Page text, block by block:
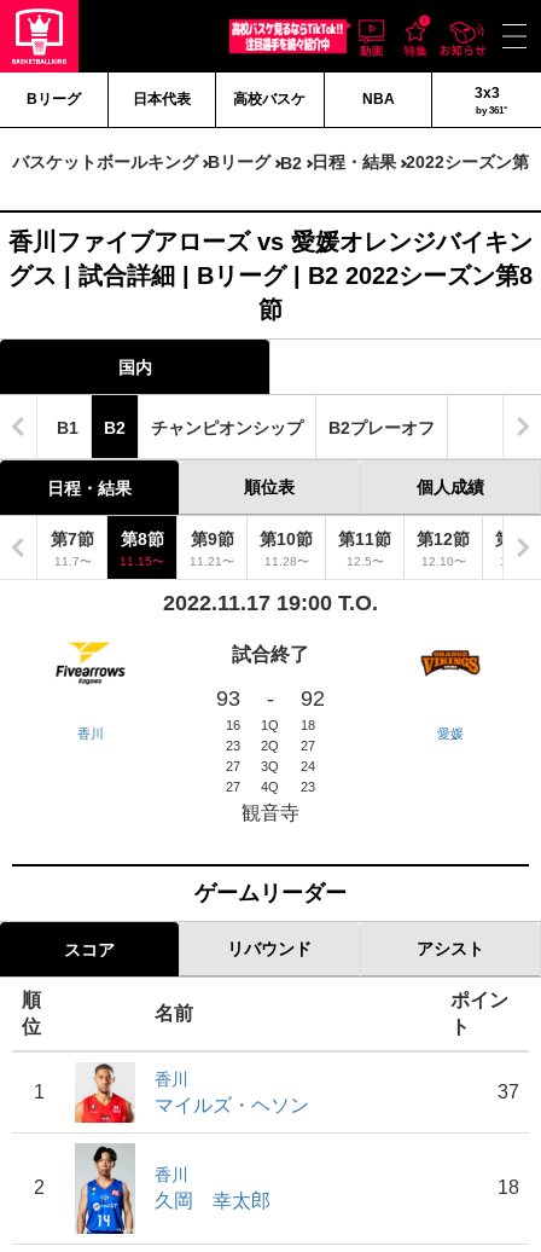
Bリーグ 日本代表 高校バスケ NBA 3x3
by 361°
バスケットボールキング Bリーグ B2 日程・結果 2022シーズン第
香川ファイブアローズ vs 愛媛オレンジバイキン
グス | 試合詳細 | Bリーグ | B2 2022シーズン第8
節
国内
B1 B2 チャンピオンシップ B2プレーオフ
日程・結果 順位表 個人成績
節
〜
第7節
11.7〜
第8節
11.15〜
第9節
11.21〜
第10節
11.28〜
第11節
12.5〜
第12節
12.10〜
第13
12.12
2022.11.17 19:00 T.O.
香川
試合終了
93 - 92
16 1Q
18
23
2Q
27
27
3Q
24
27
4Q 23
観音寺
愛媛
ゲームリーダー
スコア リバウンド アシスト
順
位
名前
ポイン
ト
1
香川
マイルズ・ヘソン
37
2
香川
久岡 幸太郎
18